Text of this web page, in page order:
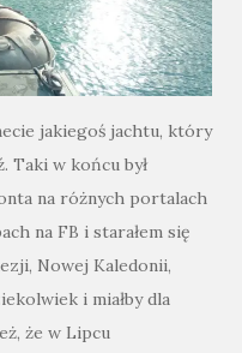
jakiegoś jachtu, który
Taki w końcu był
na różnych portalach
na FB i starałem się
Nowej Kaledonii,
i miałby dla
że w Lipcu